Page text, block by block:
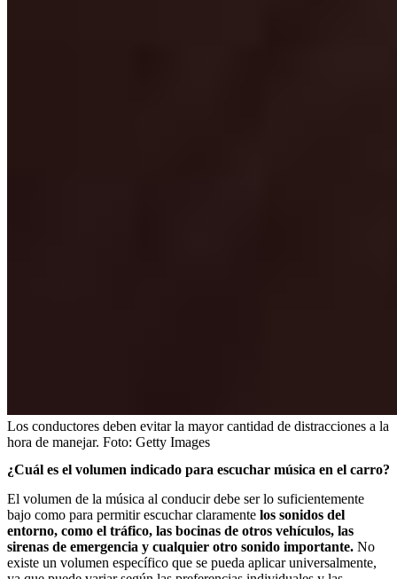
Los conductores deben evitar la mayor cantidad de distracciones a la
hora de manejar. Foto: Getty Images
¿Cuál es el volumen indicado para escuchar música en el carro?
El volumen de la música al conducir debe ser lo suficientemente
bajo como para permitir escuchar claramente los sonidos del
entorno, como el tráfico, las bocinas de otros vehículos, las
sirenas de emergencia y cualquier otro sonido importante. No
existe un volumen específico que se pueda aplicar universalmente,